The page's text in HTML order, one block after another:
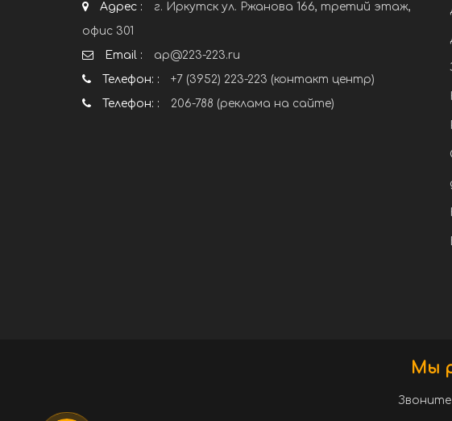
Адрес :
г. Иркутск ул. Ржанова 166, третий этаж,
офис 301
Email :
ap@223-223.ru
Телефон: :
+7 (3952) 223-223 (контакт центр)
Телефон: :
206-788 (реклама на сайте)
Мы
Звоните